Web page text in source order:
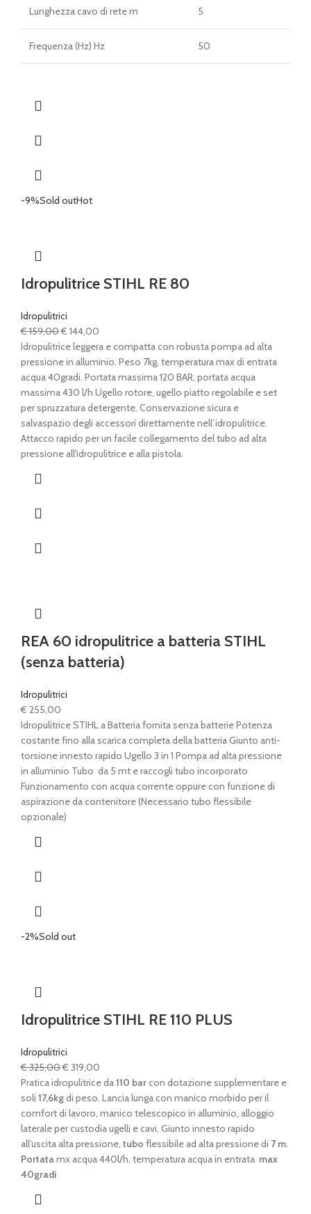
Lunghezza cavo di rete m 5
Frequenza (Hz) Hz 50
-9%Sold outHot
Idropulitrice STIHL RE 80
Idropulitrici
€159,00Il
prezzo
originale
era:
€ 159,00.
€ 144,00
prezzo
attuale
è:
€ 144,00.
Idropulitrice leggera e compatta con robusta pompa ad alta
pressione in alluminio. Peso 7kg, temperatura max di entrata
acqua 40gradi. Portata massima 120 BAR, portata acqua
massima 430 l/h Ugello rotore, ugello piatto regolabile e set
per spruzzatura detergente. Conservazione sicura e
salvaspazio degli accessori direttamente nell’idropulitrice.
Attacco rapido per un facile collegamento del tubo ad alta
pressione all'idropulitrice e alla pistola.
REA 60 idropulitrice a batteria STIHL
(senza batteria)
Idropulitrici
€ 255,00
Idropulitrice STIHL a Batteria fornita senza batterie Potenza
costante fino alla scarica completa della batteria Giunto anti-
torsione innesto rapido Ugello 3 in 1 Pompa ad alta pressione
in alluminio Tubo da 5 mt e raccogli tubo incorporato
Funzionamento con acqua corrente oppure con funzione di
aspirazione da contenitore (Necessario tubo flessibile
opzionale)
-2%Sold out
Idropulitrice STIHL RE 110 PLUS
Idropulitrici
€325,00Il
prezzo
originale
era:
€ 325,00.
€ 319,00
prezzo
attuale
è:
€ 319,00.
Pratica idropulitrice da110 barcon dotazione supplementare e
soli 17,6kgdi peso. Lancia lunga con manico morbido per il
comfort di lavoro, manico telescopico in alluminio, alloggio
laterale per custodia ugelli e cavi. Giunto innesto rapido
all’uscita alta pressione, tubo flessibile ad alta pressione di 7 m.
Portatamx acqua 440l/h, temperatura acqua in entrata max
40gradi